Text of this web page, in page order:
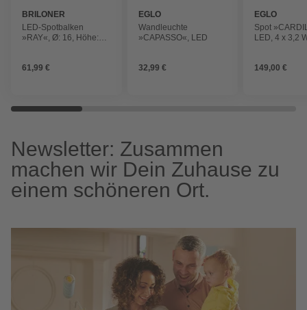
BRILONER
LED-Spotbalken
»RAY«, Ø: 16, Höhe:
61,99 €
EGLO
Wandleuchte
»CAPASSO«, LED
32,99 €
EGLO
Spot
LED, 4 x 3,2
149,00 €
Newsletter: Zusammen
machen wir Dein Zuhause zu
einem schöneren Ort.